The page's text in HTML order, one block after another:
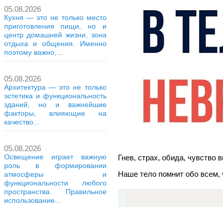
05.08.2026
Кухня — это не только место
приготовления пищи, но и
центр домашней жизни, зона
отдыха и общения. Именно
поэтому важно,...
05.08.2026
Архитектура — это не только
эстетика и функциональность
зданий, но и важнейшие
факторы, влияющие на
качество...
05.08.2026
Освещение играет важную
роль в формировании
атмосферы и
функциональности любого
пространства. Правильное
использование...
Гнев, страх, обида, чувство
Наше тело помнит обо всем,